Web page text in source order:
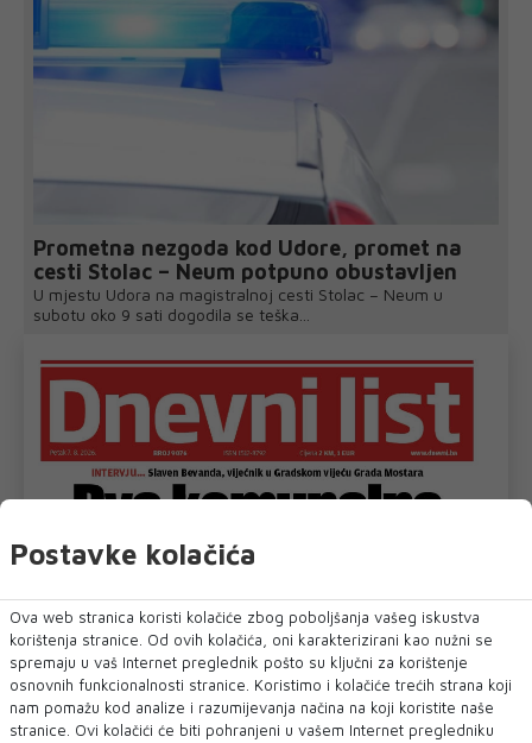
Prometna nezgoda kod Udore, promet na
cesti Stolac – Neum potpuno obustavljen
U mjestu Udora na magistralnoj cesti Stolac – Neum u
subotu oko 9 sati dogodila se teška...
Postavke kolačića
Ova web stranica koristi kolačiće zbog poboljšanja vašeg iskustva
korištenja stranice. Od ovih kolačića, oni karakterizirani kao nužni se
spremaju u vaš Internet preglednik pošto su ključni za korištenje
osnovnih funkcionalnosti stranice. Koristimo i kolačiće trećih strana koji
nam pomažu kod analize i razumijevanja načina na koji koristite naše
stranice. Ovi kolačići će biti pohranjeni u vašem Internet pregledniku